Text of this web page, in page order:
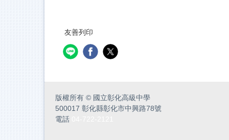
友善列印
版權所有 © 國立彰化高級中學
500017 彰化縣彰化市中興路78號
電話